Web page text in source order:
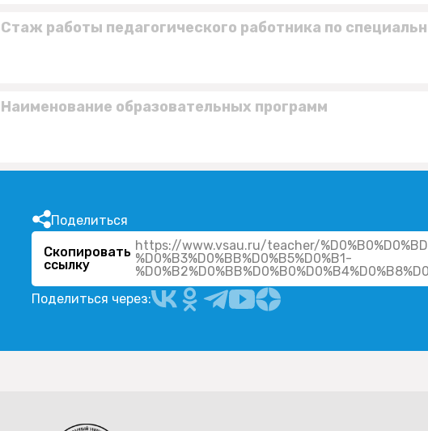
Стаж работы педагогического работника по
Наименование образовательных программ
Поделиться
Скопировать
ссылку
https://www.vsau.ru/teacher/
%D0%B3%D0%BB%D0%B5%D0%B1-
Поделиться через: